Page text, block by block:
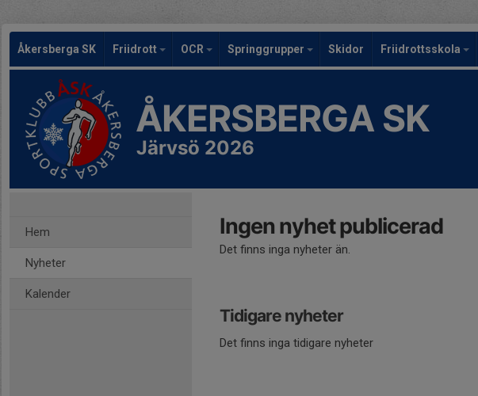
Åkersberga SK Friidrott OCR Springgrupper Skidor Friidrottsskola
ÅKERSBERGA SK
Järvsö 2026
Hem
Nyheter
Kalender
Ingen nyhet publicerad
Det finns inga nyheter än.
Tidigare nyheter
Det finns inga tidigare nyheter